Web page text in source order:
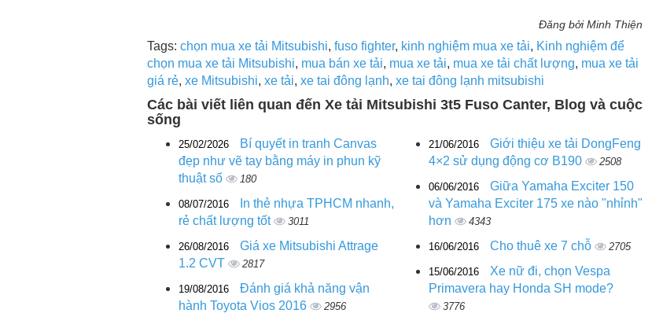
Đăng bởi Minh Thiện
Tags: chọn mua xe tải Mitsubishi, fuso fighter, kinh nghiệm mua xe tải, Kinh nghiệm để
chọn mua xe tải Mitsubishi, mua bán xe tải, mua xe tải, mua xe tải chất lượng, mua xe tải
giá rẻ, xe Mitsubishi, xe tải, xe tai đông lạnh, xe tai đông lạnh mitsubishi
Các bài viết liên quan đến Xe tải Mitsubishi 3t5 Fuso Canter, Blog và cuộc
sống
25/02/2026
Bí quyết in tranh Canvas
đẹp như vẽ tay bằng máy in phun kỹ
thuật số
180
08/07/2016
In thẻ nhựa TPHCM nhanh,
rẻ chất lượng tốt
3011
26/08/2016
Giá xe Mitsubishi Attrage
1.2 CVT
2817
19/08/2016
Đánh giá khả năng vận
hành Toyota Vios 2016
2956
21/06/2016
Giới thiệu xe tải DongFeng
4×2 sử dụng động cơ B190
2508
06/06/2016
Giữa Yamaha Exciter 150
và Yamaha Exciter 175 xe nào "nhỉnh"
hơn
4343
16/06/2016 Cho thuê xe 7 chỗ 2705
15/06/2016
Xe nữ đi, chọn Vespa
Primavera hay Honda SH mode?
3776